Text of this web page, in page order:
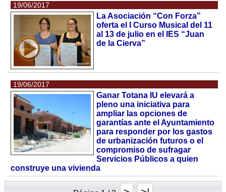
19/06/2017
La Asociación “Con Forza”
oferta el I Curso Musical del 11
al 13 de julio en el IES “Juan
de la Cierva”
19/06/2017
Ganar Totana IU elevará a
pleno una iniciativa para
ampliar las opciones de
garantías ante el Ayuntamiento
para responder por los gastos
de urbanización futuros o el
compromiso de sufragar
Servicios Públicos a quien
construye una vivienda